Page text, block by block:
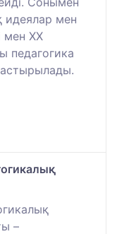
идеялар мен
мен ХХ
педагогика
–